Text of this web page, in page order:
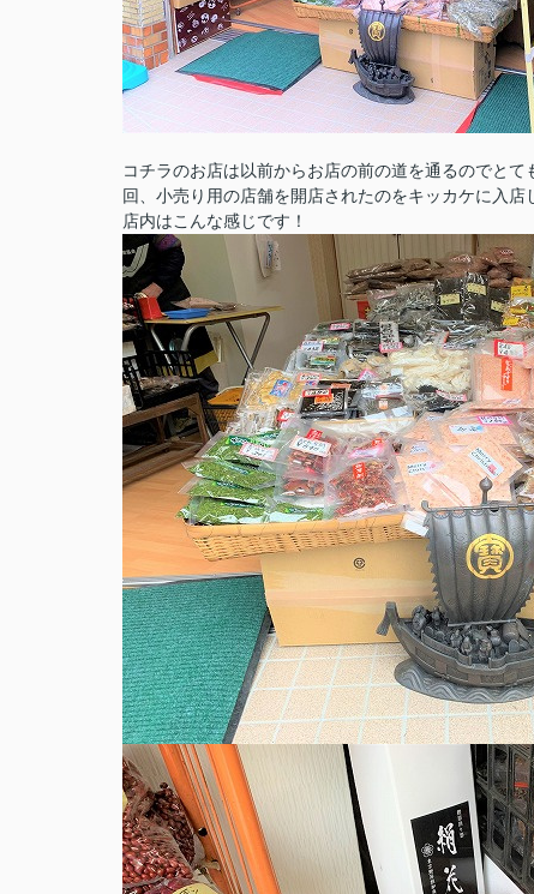
コチラのお店は以前からお店の前の道を通るのでと
回、小売り用の店舗を開店されたのをキッカケに入店
店内はこんな感じです！